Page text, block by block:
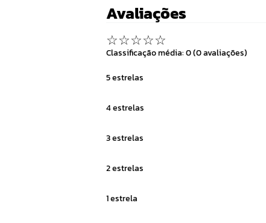
Avaliações
☆☆☆☆☆
Classificação média: 0(0 avaliações)
5 estrelas
4 estrelas
3 estrelas
2 estrelas
1 estrela